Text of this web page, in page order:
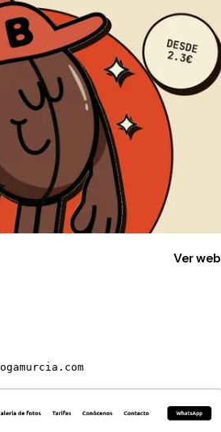
Ver web